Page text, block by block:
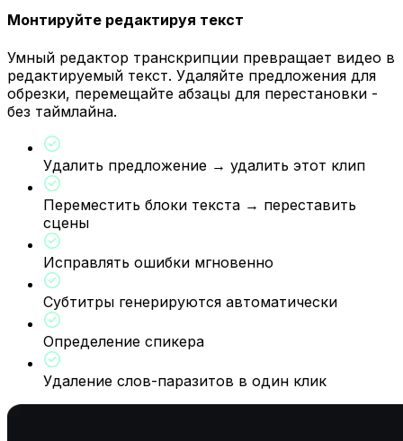
Монтируйте редактируя текст
Умный редактор транскрипции превращает видео в
редактируемый текст. Удаляйте предложения для
обрезки, перемещайте абзацы для перестановки -
без таймлайна.
Удалить предложение → удалить этот клип
Переместить блоки текста → переставить
сцены
Исправлять ошибки мгновенно
Субтитры генерируются автоматически
Определение спикера
Удаление слов-паразитов в один клик